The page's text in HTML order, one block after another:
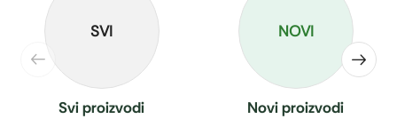
SVI
Svi proizvodi
NOVI
Novi proizvodi